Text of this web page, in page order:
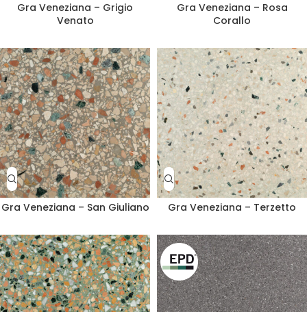
Gra Veneziana – Grigio
Venato
Gra Veneziana – Rosa
Corallo
Gra Veneziana – San Giuliano Gra Veneziana – Terzetto